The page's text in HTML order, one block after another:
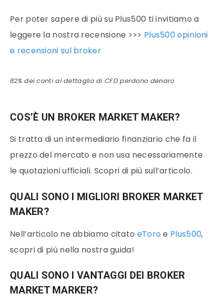
Per poter sapere di più su Plus500 ti invitiamo a
leggere la nostra recensione >>> Plus500 opinioni
e recensioni sul broker
82% dei conti al dettaglio di CFD perdono denaro
COS’È UN BROKER MARKET MAKER?
Si tratta di un intermediario finanziario che fa il
prezzo del mercato e non usa necessariamente
le quotazioni ufficiali. Scopri di più sull’articolo.
QUALI SONO I MIGLIORI BROKER MARKET
MAKER?
Nell’articolo ne abbiamo citato eToro e Plus500,
scopri di più nella nostra guida!
QUALI SONO I VANTAGGI DEI BROKER
MARKET MARKER?